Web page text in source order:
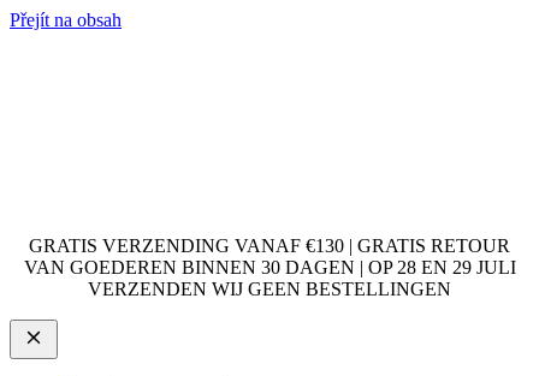
Přejít na obsah
GRATIS VERZENDING VANAF €130 | GRATIS RETOUR
VAN GOEDEREN BINNEN 30 DAGEN | OP 28 EN 29 JULI
VERZENDEN WIJ GEEN BESTELLINGEN